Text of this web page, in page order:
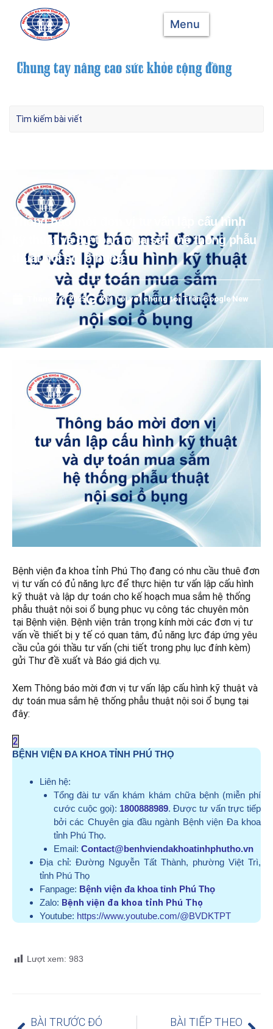
Menu
Thông báo mời đơn vị tư vấn lập cấu hình
kỹ thuật và dự toán mua sắm hệ thống phẫu
thuật nội soi ổ bụng
Tháng 7 2, 2025 Kết nối với chúng tôi Trên Google New
Bệnh viện đa khoa tỉnh Phú Thọ đang có nhu cầu thuê đơn
vị tư vấn có đủ năng lực để thực hiện tư vấn lập cấu hình
kỹ thuật và lập dự toán cho kế hoạch mua sắm hệ thống
phẫu thuật nội soi ổ bụng phục vụ công tác chuyên môn
tại Bệnh viện. Bệnh viện trân trọng kính mời các đơn vị tư
vấn về thiết bị y tế có quan tâm, đủ năng lực đáp ứng yêu
cầu của gói thầu tư vấn (chi tiết trong phụ lục đính kèm)
gửi Thư đề xuất và Báo giá dịch vụ.
Xem Thông báo mời đơn vị tư vấn lập cấu hình kỹ thuật và
dự toán mua sắm hệ thống phẫu thuật nội soi ổ bụng tại
đây:
2
BỆNH VIỆN ĐA KHOA TỈNH PHÚ THỌ
Liên hệ:
Tổng đài tư vấn khám khám chữa bệnh (miễn phí
cước cuộc gọi): 1800888989. Được tư vấn trực tiếp
bởi các Chuyên gia đầu ngành Bệnh viện Đa khoa
tỉnh Phú Thọ.
Email: Contact@benhviendakhoatinhphutho.vn
Địa chỉ: Đường Nguyễn Tất Thành, phường Việt Trì,
tỉnh Phú Thọ
Fanpage: Bệnh viện đa khoa tỉnh Phú Thọ
Zalo: Bệnh viện đa khoa tỉnh Phú Thọ
Youtube: https://www.youtube.com/@BVDKTPT
Lượt xem: 983
BÀI TRƯỚC ĐÓ BÀI TIẾP THEO